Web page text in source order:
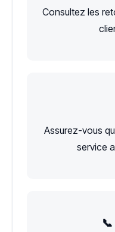
Consultez les
Assurez-vous
service